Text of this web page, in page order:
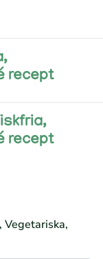
recept
recept